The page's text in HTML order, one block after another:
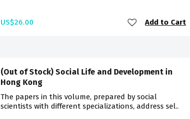
US$26.00 Add to Cart
(Out of Stock) Social Life and Development in
Hong Kong
The papers in this volume, prepared by social
scientists with different specializations, address sel..